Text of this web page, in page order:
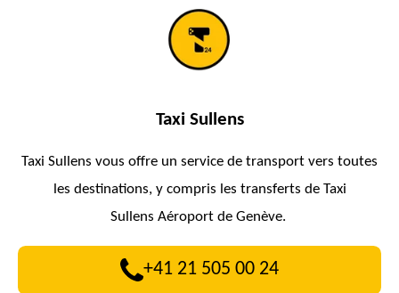
Taxi Sullens
Taxi Sullens vous offre un service de transport vers toutes
les destinations, y compris les transferts de Taxi
Sullens Aéroport de Genève.
+41 21 505 00 24